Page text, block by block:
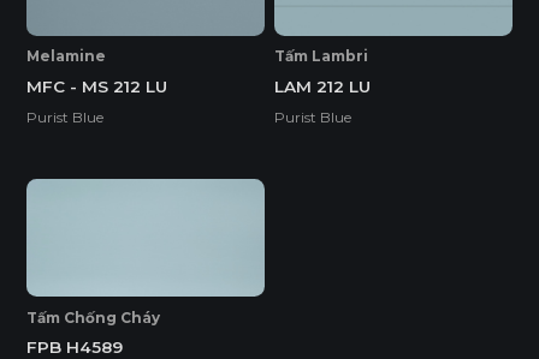
Melamine
MFC - MS 212 LU
Purist Blue
Tấm Lambri
LAM 212 LU
Purist Blue
Tấm Chống Cháy
FPB H4589